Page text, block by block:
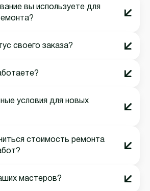
вы используете для
своего заказа?
условия для новых
стоимость ремонта
мастеров?